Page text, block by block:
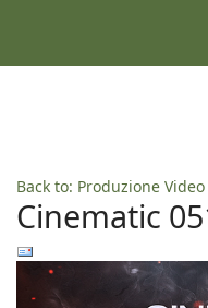
Back to: Produzione Video
Cinematic